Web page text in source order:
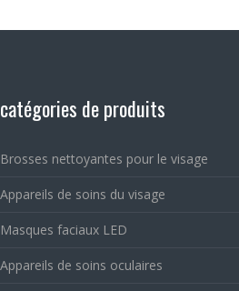
catégories de produits
Brosses nettoyantes pour le visage
Appareils de soins du visage
Masques faciaux LED
Appareils de soins oculaires